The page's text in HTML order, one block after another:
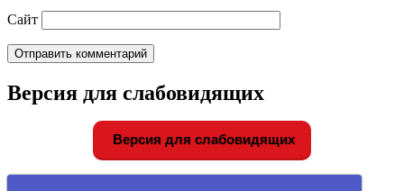
Сайт
Версия для слабовидящих
Версия для слабовидящих